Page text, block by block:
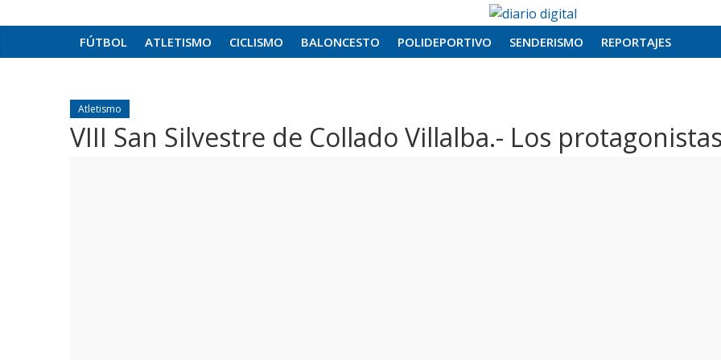
FÚTBOL ATLETISMO CICLISMO BALONCESTO POLIDEPORTIVO SENDERISMO REPORTAJES
Atletismo
VIII San Silvestre de Collado Villalba.- Los